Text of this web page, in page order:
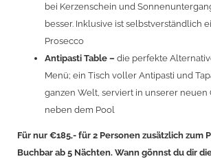
bei Kerzenschein und
besser. Inklusive ist selbstverständlich
Prosecco
Antipasti Table – die perfekte
Menü; ein Tisch voller Antipasti und
ganzen Welt, serviert in unserer
neben dem Pool
Für nur €185,- für 2 Personen zusätzlich zum
Buchbar ab 5 Nächten. Wann gönnst du dir